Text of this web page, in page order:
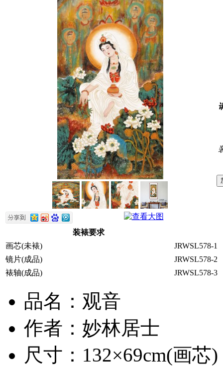
装裱要求
画芯(未裱)
JRWSL578-1
镜片(成品)
JRWSL578-2
裱轴(成品)
JRWSL578-3
品名：观音
作者：妙林居士
尺寸：132×69cm(画芯)